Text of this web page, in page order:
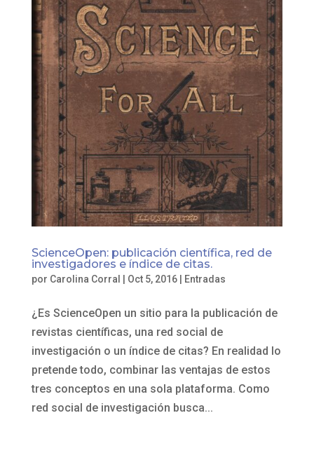
ScienceOpen: publicación científica, red de
investigadores e índice de citas.
por Carolina Corral Oct 5, 2016| Entradas
¿Es ScienceOpen un sitio para la publicación de
revistas científicas, una red social de
investigación o un índice de citas? En realidad lo
pretende todo, combinar las ventajas de estos
tres conceptos en una sola plataforma. Como
red social de investigación busca...